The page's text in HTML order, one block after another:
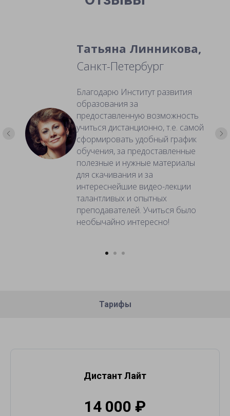
Татьяна Линникова,
Санкт-Петербург
Благодарю Институт развития
образования за
предоставленную возможность
учиться дистанционно, т.е. самой
сформировать удобный график
обучения, за предоставленные
полезные и нужные материалы
для скачивания и за
интереснейшие видео-лекции
талантливых и опытных
преподавателей. Учиться было
необычайно интересно!
Тарифы
Дистант Лайт
14 000 ₽